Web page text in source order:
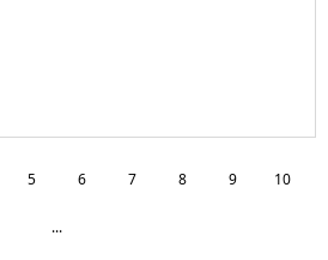
5 6 7 8 9 10
...